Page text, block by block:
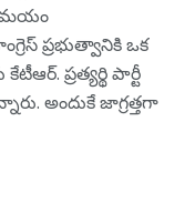
ప్రభుత్వానికి ఒక
ప్ర‌త్య‌ర్థి పార్టీ
అందుకే జాగ్ర‌త్త‌గా